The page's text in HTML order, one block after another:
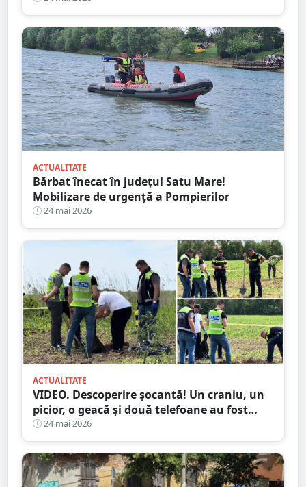
ACTUALITATE
Bărbat înecat în județul Satu Mare!
Mobilizare de urgență a Pompierilor
24 mai 2026
ACTUALITATE
VIDEO. Descoperire șocantă! Un craniu, un
picior, o geacă și două telefoane au fost
găsite de un localnic pe un câmp
24 mai 2026